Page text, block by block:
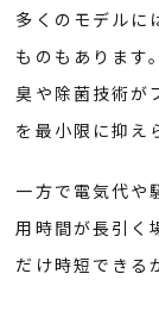
多くのモデルに
ものもあります
臭や除菌技術が
を最小限に抑え
一方で電気代や
用時間が長引く
だけ時短できる